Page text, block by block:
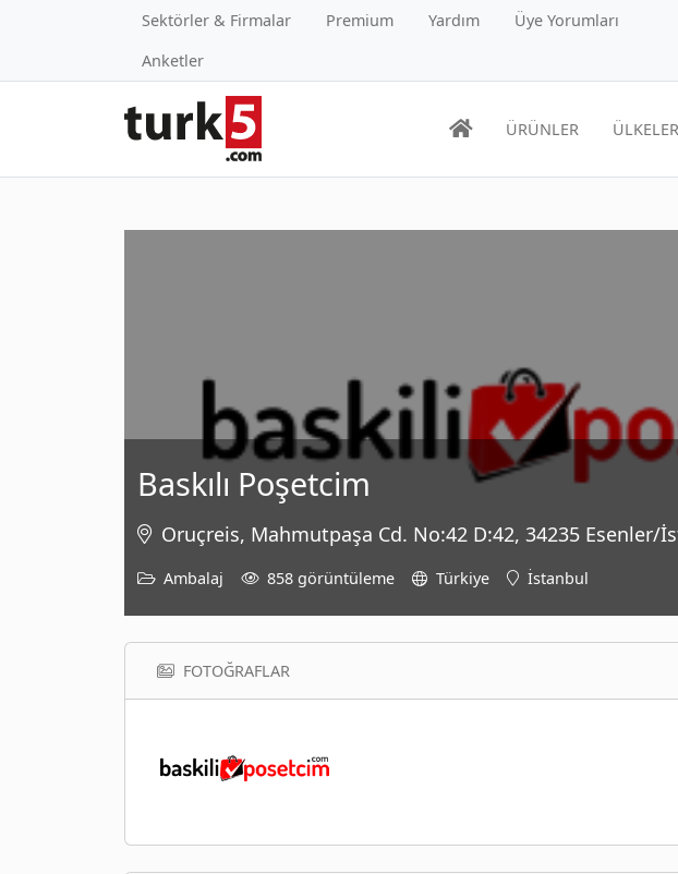
Sektörler & Firmalar Premium Yardım
Üye Yorumları
Anketler
ÜRÜNLER ÜLKELER
Baskılı Poşetcim
Oruçreis, Mahmutpaşa Cd. No:42 D:42, 34235 Esenler/
Ambalaj 858 görüntüleme Türkiye İstanbul
FOTOĞRAFLAR